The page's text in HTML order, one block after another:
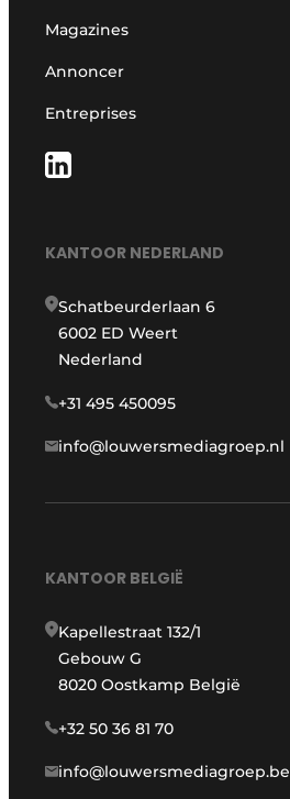
Magazines
Annoncer
Entreprises
KANTOOR NEDERLAND
Schatbeurderlaan 6
6002 ED Weert
Nederland
+31 495 450095
info@louwersmediagroep.nl
KANTOOR BELGIË
Kapellestraat 132/1
Gebouw G
8020 Oostkamp België
+32 50 36 81 70
info@louwersmediagroep.be